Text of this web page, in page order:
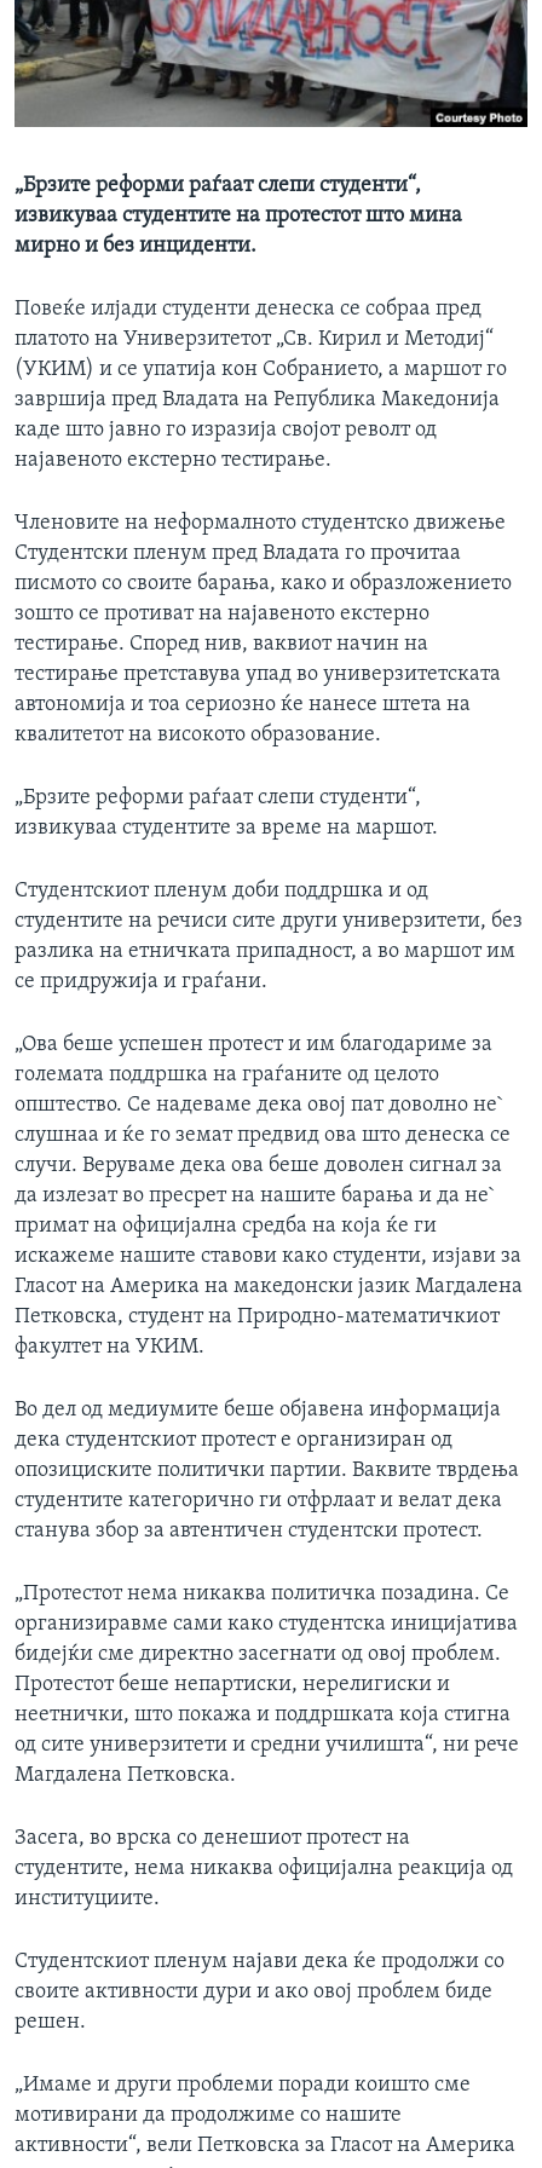
ИНТЕРВЈУА
Јазици
„Брзите реформи раѓаат слепи студенти“,
извикуваа студентите на протестот што мина
мирно и без инциденти.
Повеќе илјади студенти денеска се собраа пред
платото на Универзитетот „Св. Кирил и Методиј“
(УКИМ) и се упатија кон Собранието, а маршот го
завршија пред Владата на Република Македонија
каде што јавно го изразија својот револт од
најавеното екстерно тестирање.
Членовите на неформалното студентско движење
Студентски пленум пред Владата го прочитаа
писмото со своите барања, како и образложението
зошто се противат на најавеното екстерно
тестирање. Според нив, ваквиот начин на
тестирање претставува упад во универзитетската
автономија и тоа сериозно ќе нанесе штета на
квалитетот на високото образование.
„Брзите реформи раѓаат слепи студенти“,
извикуваа студентите за време на маршот.
Студентскиот пленум доби поддршка и од
студентите на речиси сите други универзитети, без
разлика на етничката припадност, а во маршот им
се придружија и граѓани.
„Ова беше успешен протест и им благодариме за
големата поддршка на граѓаните од целото
општество. Се надеваме дека овој пат доволно не`
слушнаа и ќе го земат предвид ова што денеска се
случи. Веруваме дека ова беше доволен сигнал за
да излезат во пресрет на нашите барања и да не`
примат на официјална средба на која ќе ги
искажеме нашите ставови како студенти, изјави за
Гласот на Америка на македонски јазик Магдалена
Петковска, студент на Природно-математичкиот
факултет на УКИМ.
Во дел од медиумите беше објавена информација
дека студентскиот протест е организиран од
опозициските политички партии. Ваквите тврдења
студентите категорично ги отфрлаат и велат дека
станува збор за автентичен студентски протест.
„Протестот нема никаква политичка позадина. Се
организиравме сами како студентска иницијатива
бидејќи сме директно засегнати од овој проблем.
Протестот беше непартиски, нерелигиски и
неетнички, што покажа и поддршката која стигна
од сите универзитети и средни училишта“, ни рече
Магдалена Петковска.
Засега, во врска со денешиот протест на
студентите, нема никаква официјална реакција од
институциите.
Студентскиот пленум најави дека ќе продолжи со
своите активности дури и ако овој проблем биде
решен.
„Имаме и други проблеми поради коишто сме
мотивирани да продолжиме со нашите
активности“, вели Петковска за Гласот на Америка